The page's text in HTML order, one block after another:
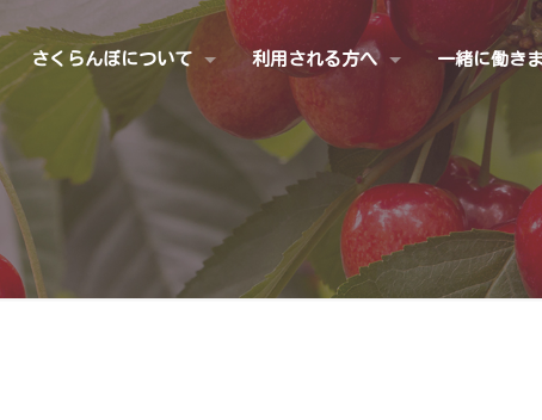
さくらんぼについて 利用される方へ 一緒に働き